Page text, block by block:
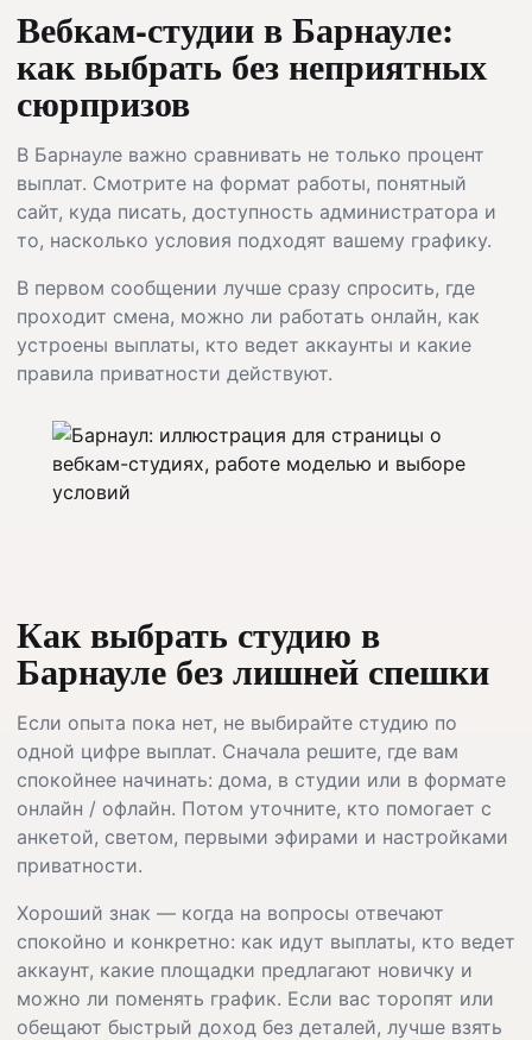
Вебкам-студии в Барнауле:
как выбрать без неприятных
сюрпризов
В Барнауле важно сравнивать не только процент
выплат. Смотрите на формат работы, понятный
сайт, куда писать, доступность администратора и
то, насколько условия подходят вашему графику.
В первом сообщении лучше сразу спросить, где
проходит смена, можно ли работать онлайн, как
устроены выплаты, кто ведет аккаунты и какие
правила приватности действуют.
Как выбрать студию в
Барнауле без лишней спешки
Если опыта пока нет, не выбирайте студию по
одной цифре выплат. Сначала решите, где вам
спокойнее начинать: дома, в студии или в формате
онлайн / офлайн. Потом уточните, кто помогает с
анкетой, светом, первыми эфирами и настройками
приватности.
Хороший знак — когда на вопросы отвечают
спокойно и конкретно: как идут выплаты, кто ведет
аккаунт, какие площадки предлагают новичку и
можно ли поменять график. Если вас торопят или
обещают быстрый доход без деталей, лучше взять